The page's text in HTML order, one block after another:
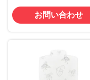
プ 効果的な 飛ぶ虫
お問い合わせ